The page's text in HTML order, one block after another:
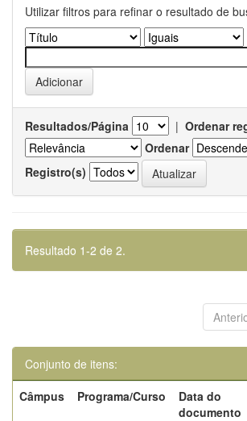
Utilizar filtros para refinar o resultado de
Resultados/Página | Ordenar
Ordenar
Registro(s)
Resultado 1-2 de 2.
Conjunto de itens:
Câmpus
Programa/Curso
Data do
documento